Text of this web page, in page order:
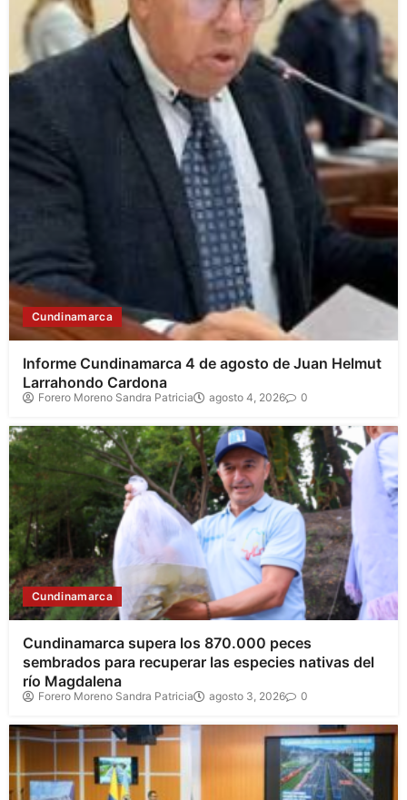
Cundinamarca
Informe Cundinamarca 4 de agosto de Juan Helmut
Larrahondo Cardona
Forero Moreno Sandra Patricia agosto 4, 2026 0
Cundinamarca
Cundinamarca supera los 870.000 peces
sembrados para recuperar las especies nativas del
río Magdalena
Forero Moreno Sandra Patricia agosto 3, 2026 0